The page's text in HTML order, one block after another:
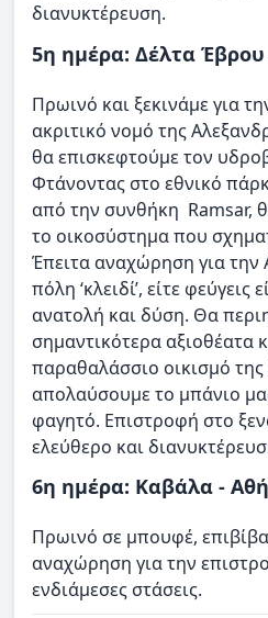
διανυκτέρευση.
5η ημέρα: Δέλτα
Πρωινό και ξεκινάμε για
ακριτικό νομό της
θα επισκεφτούμε τον
Φτάνοντας στο εθνικό
από την συνθήκη Ramsar,
το οικοσύστημα που
Έπειτα αναχώρηση για
πόλη ‘κλειδί’, είτε φεύγεις
ανατολή και δύση. Θα
σημαντικότερα αξιοθέατα
παραθαλάσσιο οικισμό
απολαύσουμε το μπάνιο
φαγητό. Επιστροφή στο
ελεύθερο και
6η ημέρα: Καβάλα -
Πρωινό σε μπουφέ,
αναχώρηση για την
ενδιάμεσες στάσεις.